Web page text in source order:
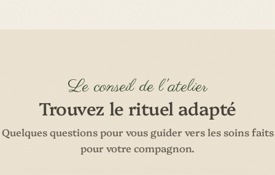
Le conseil de l'atelier
Trouvez le rituel adapté
Quelques questions pour vous guider vers les soins faits
pour votre compagnon.